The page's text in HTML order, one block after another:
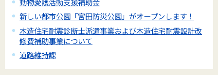
新しい都市公園「宮田防災公園」がオープンします！
木造住宅耐震診断士派遣事業および木造住宅耐震設計改
修費補助事業について
道路維持課